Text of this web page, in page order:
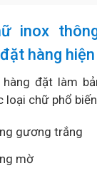
inox
hàng
hàng đặt làm
chữ phổ
gương trắng
mờ